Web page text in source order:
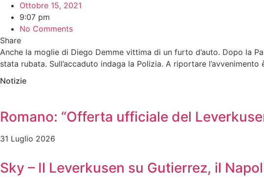
Ottobre 15, 2021
9:07 pm
No Comments
Share
Anche la moglie di Diego Demme vittima di un furto d’auto. Dopo la
stata rubata. Sull’accaduto indaga la Polizia. A riportare l’avvenimento
Notizie
Romano: “Offerta ufficiale del
31 Luglio 2026
Sky – Il Leverkusen su Gutierrez, il